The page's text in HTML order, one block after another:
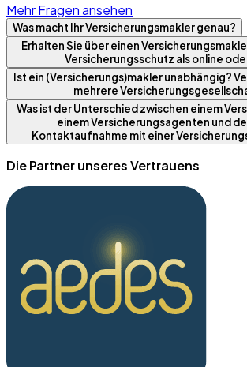
Mehr Fragen ansehen
Was macht Ihr Versicherungsmakler genau?
Erhalten Sie über einen
Versicherungsschutz als online
Ist ein (Versicherungs)makler unabhängig?
mehrere
Was ist der Unterschied zwischen einem
einem Versicherungsagenten und
Kontaktaufnahme mit einer
Die Partner unseres Vertrauens